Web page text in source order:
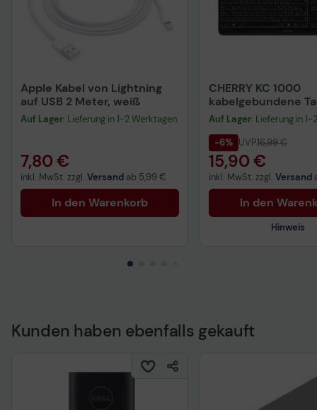
Apple Kabel von Lightning
auf USB 2 Meter, weiß
Auf Lager: Lieferung in 1-2 Werktagen
7,80 €
inkl. MwSt. zzgl. Versand ab 5,99 €
In den Warenkorb
CHERRY KC 1000
kabelgebundene
QWERTZ DE -
Auf Lager: Lieferung in
-6% UVP16,99 €
15,90 €
inkl. MwSt. zzgl. Versand
In den
Hinweis
Technisches
Kunden haben ebenfalls gekauft